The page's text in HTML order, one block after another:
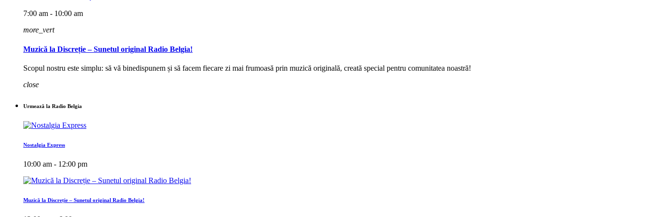
7:00 am - 10:00 am
more_vert
Muzică la Discreție – Sunetul original Radio Belgia!
Scopul nostru este simplu: să vă binedispunem și să facem fiecare zi mai frumoasă prin muzică originală, creată special pentru comunitatea noastră!
close
Urmează la Radio Belgia
Nostalgia Express
10:00 am - 12:00 pm
Muzică la Discreție – Sunetul original Radio Belgia!